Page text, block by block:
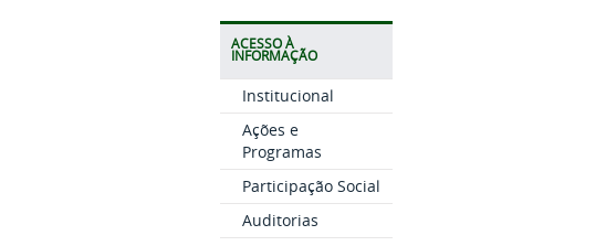
ACESSO À
INFORMAÇÃO
Institucional
Ações e
Programas
Participação Social
Auditorias